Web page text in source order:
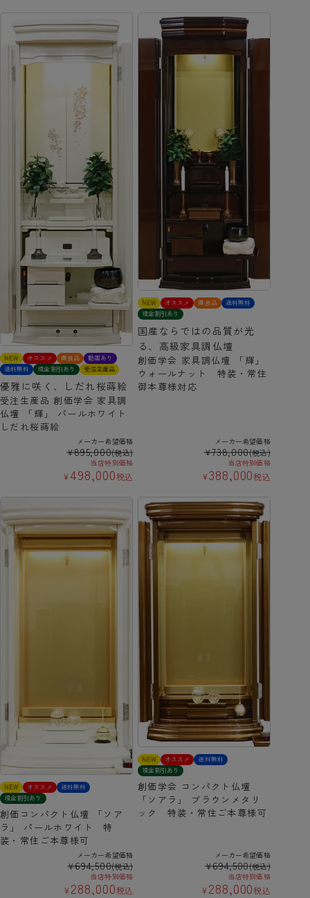
NEW オススメ 優良品
動画あり
送料無料
現金割引あり 受注生産品
優雅に咲く、しだれ桜蒔絵
受注生産品 創価学会 家具調
仏壇 「輝」 パールホワイト
しだれ桜蒔絵
メーカー希望価格
¥895,000(税込)
当店特別価格
¥498,000税込
NEW オススメ 優良品
送料無料
現金割引あり
国産ならではの品質が光
る、高級家具調仏壇
創価学会 家具調仏壇 「輝」
ウォールナット 特装・常住
御本尊様対応
メーカー希望価格
¥738,000(税込)
当店特別価格
¥388,000税込
NEW オススメ
送料無料
現金割引あり
創価コンパクト仏壇 「ソア
ラ」 パールホワイト 特
装・常住ご本尊様可
メーカー希望価格
¥694,500(税込)
当店特別価格
¥288,000税込
NEW オススメ
送料無料
現金割引あり
創価学会 コンパクト仏壇
「ソアラ」 ブラウンメタリ
ック 特装・常住ご本尊様可
メーカー希望価格
¥694,500(税込)
当店特別価格
¥288,000税込